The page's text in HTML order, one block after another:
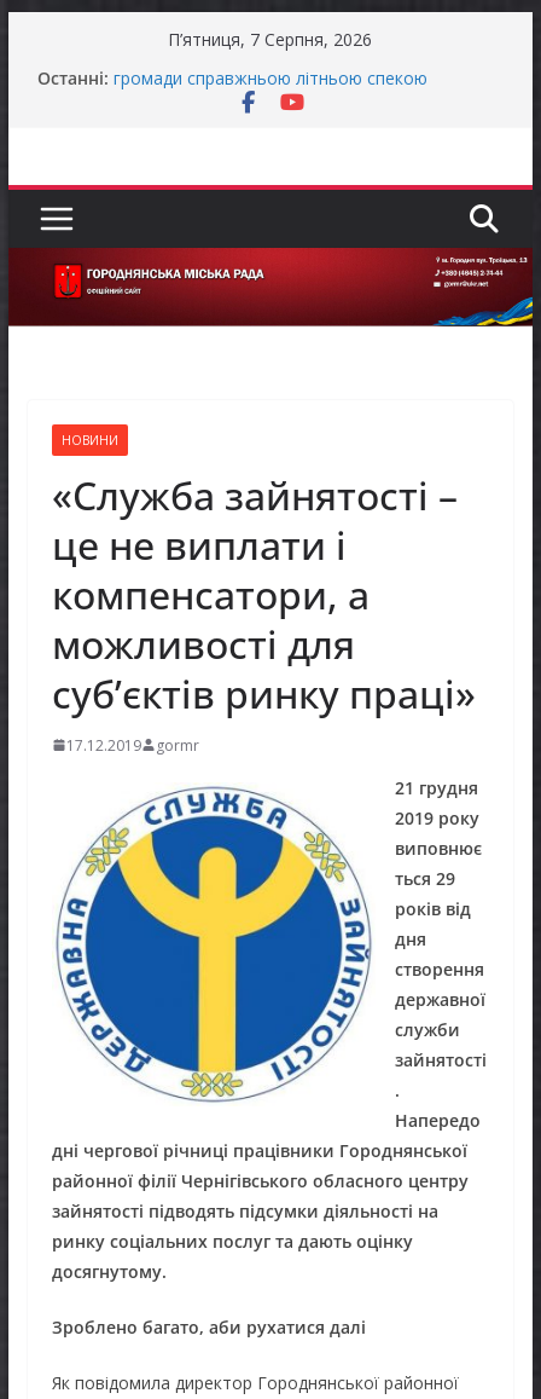
П’ятниця, 7 Серпня, 2026
Останні: Останніми днями погода випробовує жителів
громади справжньою літньою спекою
Як отримати компенсацію за товари, придбані
прав людини проводить опитування щодо
реалізації права осіб з інвалідністю на працю
Батьки майбутніх першокласників уже можуть
оформити «Пакунок школяра»
НОВИНИ
«Служба зайнятості –
це не виплати і
компенсатори, а
можливості для
суб’єктів ринку праці»
17.12.2019 gormr
21 грудня
2019 року
виповнює
ться 29
років від
дня
створення
державної
служби
зайнятості
.
Напередо
дні чергової річниці працівники Городнянської
районної філії Чернігівського обласного центру
зайнятості підводять підсумки діяльності на
ринку соціальних послуг та дають оцінку
досягнутому.
Зроблено багато, аби рухатися далі
Як повідомила директор Городнянської районної